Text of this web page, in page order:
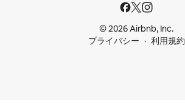
© 2026 Airbnb, Inc.
プライバシー
利用規約